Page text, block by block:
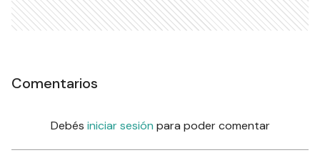
Comentarios
Debés iniciar sesión para poder comentar